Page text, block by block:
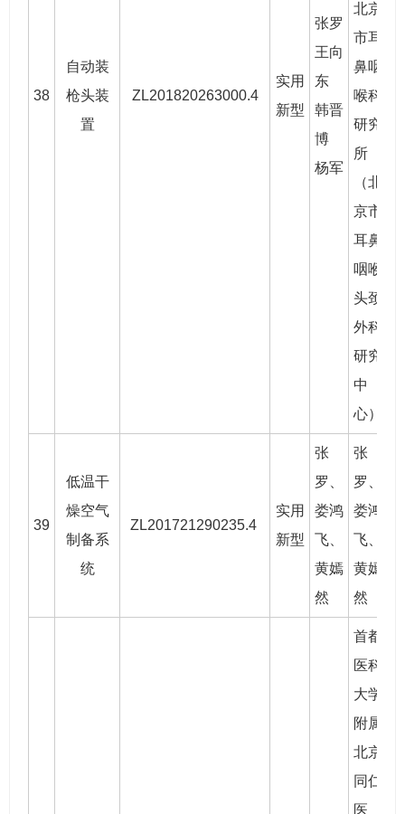
38
自动装
枪头装
置
ZL201820263000.4
实用
新型
张罗
王向
东
韩晋
博
杨军
北京
市耳
鼻咽
喉科
研究
所
（北
京市
耳鼻
咽喉
头颈
外科
研究
中
心）
39
低温干
燥空气
制备系
统
ZL201721290235.4
实用
新型
张
罗
娄鸿
飞
黄嫣
然
张
罗
娄鸿
飞
黄嫣
然
首都
医科
大学
附属
北京
同仁
医